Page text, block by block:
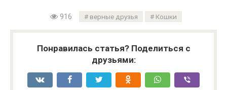
916 верные друзья Кошки
Понравилась статья? Поделиться с
друзьями: